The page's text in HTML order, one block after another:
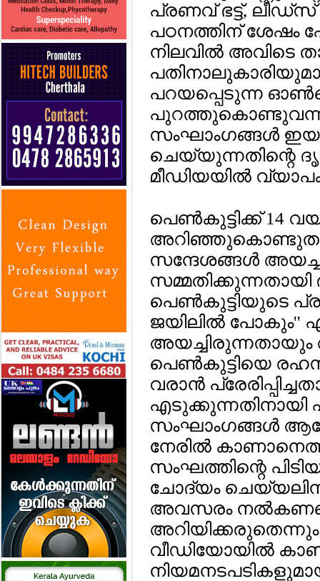
പ്രണവ് ഭട്ട്,
പഠനത്തിന് ശേഷം
നിലവില്‍ അവിടെ
പറയപ്പെടുന്ന
സംഘാംഗങ്ങള്‍
മീഡിയയില്‍
പെണ്‍കുട്ടിക്ക് 14
സന്ദേശങ്ങള്‍
പെണ്‍കുട്ടിയുടെ
ജയിലില്‍ പോകും''
പെണ്‍കുട്ടിയെ
വരാന്‍
എടുക്കുന്നതിനായി
സംഘാംഗങ്ങള്‍
നേരില്‍
സംഘത്തിന്റെ
ചോദ്യം
അവസരം
വീഡിയോയില്‍